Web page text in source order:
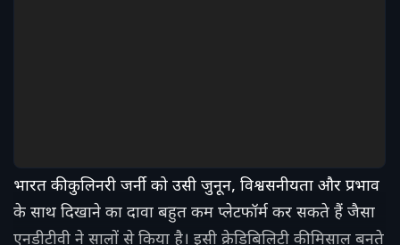
भारत की कुलिनरी जर्नी को उसी जुनून, विश्वसनीयता और प्रभाव
के साथ दिखाने का दावा बहुत कम प्लेटफॉर्म कर सकते हैं जैसा
एनडीटीवी ने सालों से किया है। इसी क्रेडिबिलिटी की मिसाल बनते